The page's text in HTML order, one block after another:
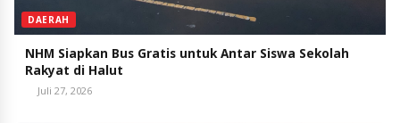
DAERAH
NHM Siapkan Bus Gratis untuk Antar Siswa Sekolah
Rakyat di Halut
Juli 27, 2026